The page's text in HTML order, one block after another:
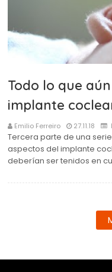
Todo lo que
implante
Emilio Ferreiro 27.11.18
Tercera parte de una
aspectos del implante
deberían ser tenidos en